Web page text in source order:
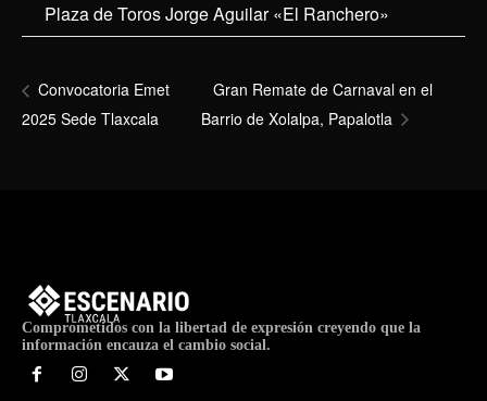
Plaza de Toros Jorge Aguilar «El Ranchero»
Convocatoria Emet
2025 Sede Tlaxcala
Gran Remate de Carnaval en el
Barrio de Xolalpa, Papalotla
Comprometidos con la libertad de expresión creyendo que la
información encauza el cambio social.